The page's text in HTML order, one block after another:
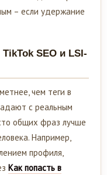
– если удержание
SEO и LSI-
чем теги в
с реальным
общих фраз лучше
Например,
профиля,
Как попасть в